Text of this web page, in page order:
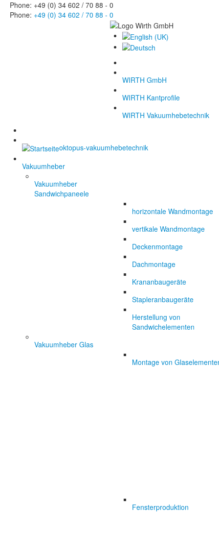
Phone: +49 (0) 34 602 / 70 88 - 0
Phone: +49 (0) 34 602 / 70 88 - 0
WIRTH GmbH
WIRTH Kantprofile
WIRTH Vakuumhebetechnik
oktopus-vakuumhebetechnik
Vakuumheber
Vakuumheber
Sandwichpaneele
horizontale Wandmontage
vertikale Wandmontage
Deckenmontage
Dachmontage
Krananbaugeräte
Stapleranbaugeräte
Herstellung von
Sandwichelementen
Vakuumheber Glas
Montage von
Fensterproduktion